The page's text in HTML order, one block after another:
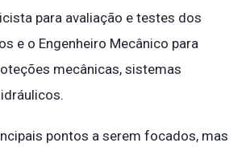
para avaliação e testes dos
e o Engenheiro Mecânico para
mecânicas, sistemas
pontos a serem focados, mas